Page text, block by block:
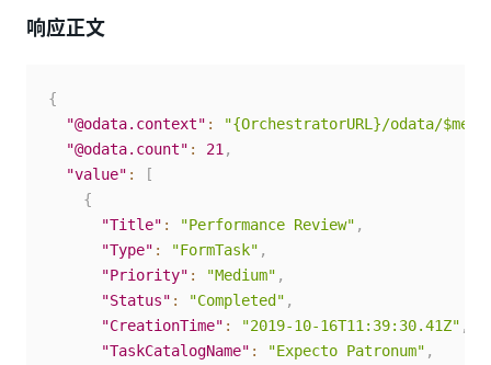
响应正文
{
"@odata.context" :
"{OrchestratorURL}/odata/
"@odata.count" : 21 ,
"value" :
[
{
"Title" : "Performance Review" ,
"Type" : "FormTask" ,
"Priority" : "Medium" ,
"Status" : "Completed" ,
"CreationTime" : "2019-10-16T11:39:30.41Z" ,
"TaskCatalogName" : "Expecto Patronum" ,